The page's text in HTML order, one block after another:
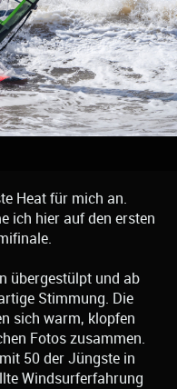
Heat für mich an.
ich hier auf den ersten
übergestülpt und ab
Stimmung. Die
sich warm, klopfen
Fotos zusammen.
50 der Jüngste in
Windsurferfahrung